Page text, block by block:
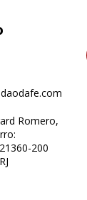
Romero,
200